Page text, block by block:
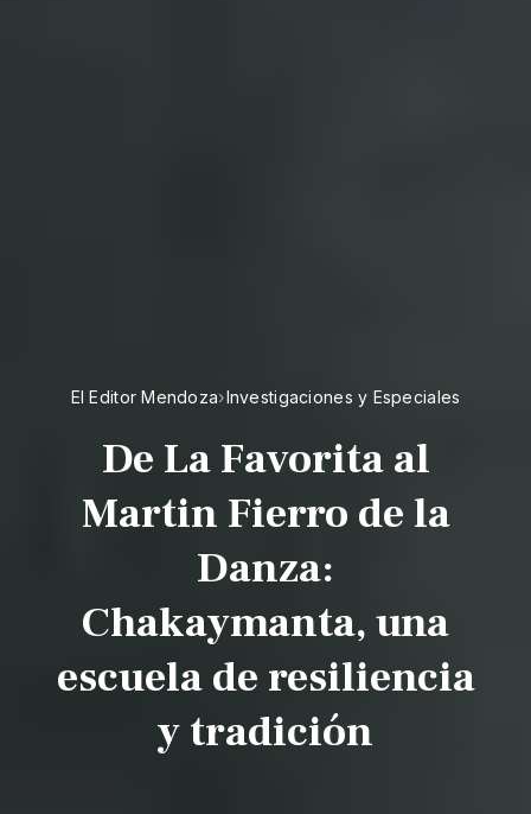
El Editor Mendoza›Investigaciones y Especiales
De La Favorita al
Martin Fierro de la
Danza:
Chakaymanta, una
escuela de resiliencia
y tradición